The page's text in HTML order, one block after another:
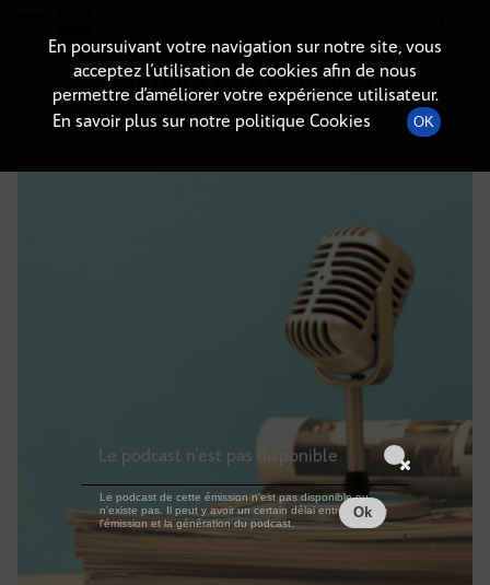
DÉTAILS DE L'ÉMISSION
En poursuivant votre navigation sur notre site, vous
acceptez l’utilisation de cookies afin de nous
permettre d’améliorer votre expérience utilisateur.
En savoir plus sur notre politique Cookies
OK
Le podcast n'est pas disponible
Le podcast de cette émission n'est pas disponible ou
n'existe pas. Il peut y avoir un certain délai entre la fin de
l'émission et la génération du podcast.
Ok